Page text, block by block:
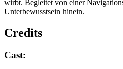
wirbt. Begleitet von einer
Unterbewusstsein hinein.
Credits
Cast: